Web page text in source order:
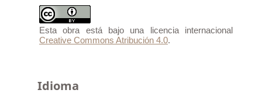
Esta obra está bajo una licencia internacional
Creative Commons Atribución 4.0.
Idioma